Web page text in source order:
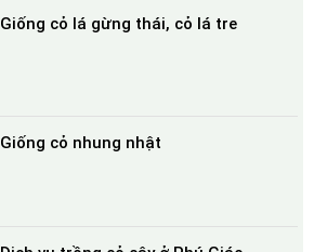
Giống cỏ lá gừng thái, cỏ lá tre
Giống cỏ nhung nhật